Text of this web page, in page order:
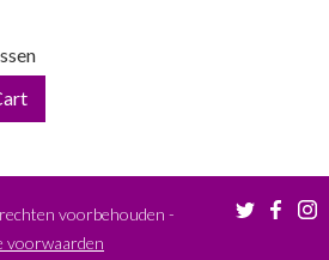
voorbehouden -
voorwaarden